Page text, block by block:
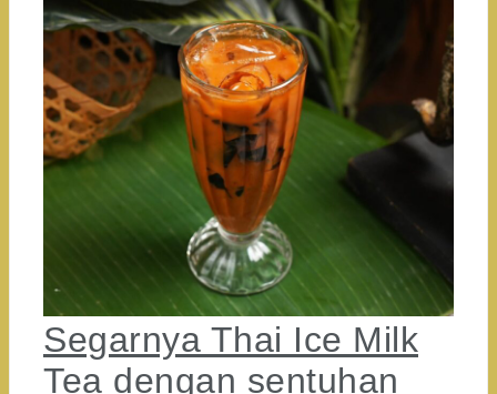
Segarnya Thai Ice Milk
Tea dengan sentuhan